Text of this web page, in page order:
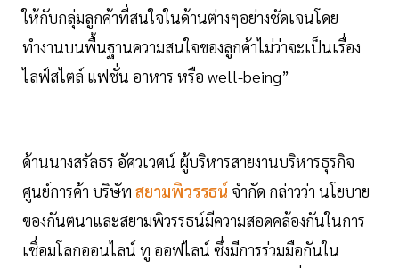
ให้กับกลุ่มลูกค้าที่สนใจในด้านต่างๆอย่างชัดเจนโดย
ทำงานบนพื้นฐานความสนใจของลูกค้าไม่ว่าจะเป็นเรื่อง
ไลฟ์สไตล์ แฟชั่น อาหาร หรือ well-being”
ด้านนางสรัลธร อัศวเวศน์ ผู้บริหารสายงานบริหารธุรกิจ
ศูนย์การค้า บริษัท สยามพิวรรธน์ จำกัด กล่าวว่า นโยบาย
ของกันตนาและสยามพิวรรธน์มีความสอดคล้องกันในการ
เชื่อมโลกออนไลน์ ทู ออฟไลน์ ซึ่งมีการร่วมมือกันใน